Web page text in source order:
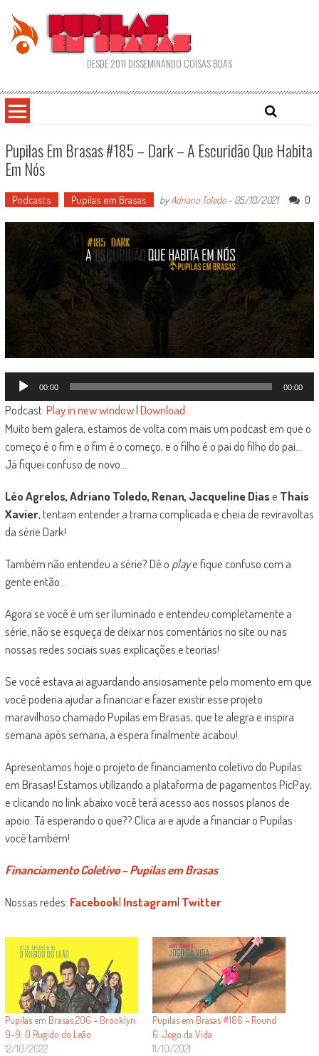
content
DESDE 2011 DISSEMINANDO COISAS BOAS
Pupilas Em Brasas #185 – Dark – A Escuridão Que Habita
Em Nós
Podcasts Pupilas em Brasas byAdriano Toledo- 05/10/2021 0
Tocador
de
áudio
00:00 00:00
Podcast:Play in new window|Download
Muito bem galera, estamos de volta com mais um podcast em que o
começo é o fim e o fim é o começo, e o filho é o pai do filho do pai…
Já fiquei confuso de novo…
Léo Agrelos, Adriano Toledo, Renan, Jacqueline Diase Thais
Xavier, tentam entender a trama complicada e cheia de reviravoltas
da série Dark!
Também não entendeu a série? Dê o playe fique confuso com a
gente então…
Agora se você é um ser iluminado e entendeu completamente a
série, não se esqueça de deixar nos comentários no site ou nas
nossas redes sociais suas explicações e teorias!
Se você estava ai aguardando ansiosamente pelo momento em que
você poderia ajudar a financiar e fazer existir esse projeto
maravilhoso chamado Pupilas em Brasas, que te alegra e inspira
semana após semana, a espera finalmente acabou!
Apresentamos hoje o projeto de financiamento coletivo do Pupilas
em Brasas! Estamos utilizando a plataforma de pagamentos PicPay,
e clicando no link abaixo você terá acesso aos nossos planos de
apoio. Tá esperando o que?? Clica ai e ajude a financiar o Pupilas
você também!
Financiamento Coletivo – Pupilas em Brasas
Nossas redes: Facebook| Instagram| Twitter
Pupilas em Brasas 206 – Brooklyn
9-9: O Rugido do Leão
12/10/2022
Pupilas em Brasas #186 – Round
6: Jogo da Vida
11/10/2021